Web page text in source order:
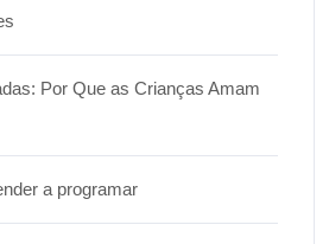
Por Que as Crianças Amam
a programar